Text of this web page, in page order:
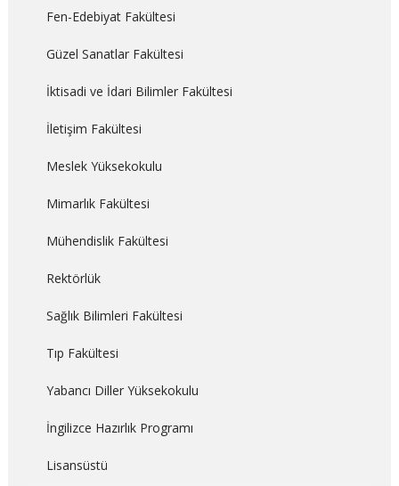
Fen-Edebiyat Fakültesi
Güzel Sanatlar Fakültesi
İktisadi ve İdari Bilimler Fakültesi
İletişim Fakültesi
Meslek Yüksekokulu
Mimarlık Fakültesi
Mühendislik Fakültesi
Rektörlük
Sağlık Bilimleri Fakültesi
Tıp Fakültesi
Yabancı Diller Yüksekokulu
İngilizce Hazırlık Programı
Lisansüstü